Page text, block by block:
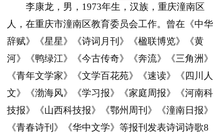
李康龙，男， 1973年生，汉族，重庆潼南区
人，在重庆市潼南区教育委员会工作。曾在《中华
辞赋》《星星》《诗词月刊》《楹联博览》《黄
河》《鸭绿江》《今古传奇》《奔流》《三角洲》
《青年文学家》《文学百花苑》《速读》《四川人
文》《渤海风》《学习报》《家庭周报》《河南科
技报》《山西科技报》《鄂州周刊》《潼南日报》
《青春诗刊》《华中文学》等报刊发表诗词诗歌8